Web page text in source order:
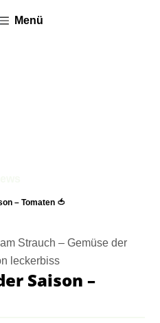
Menü
– Tomaten 🍅
Saison –